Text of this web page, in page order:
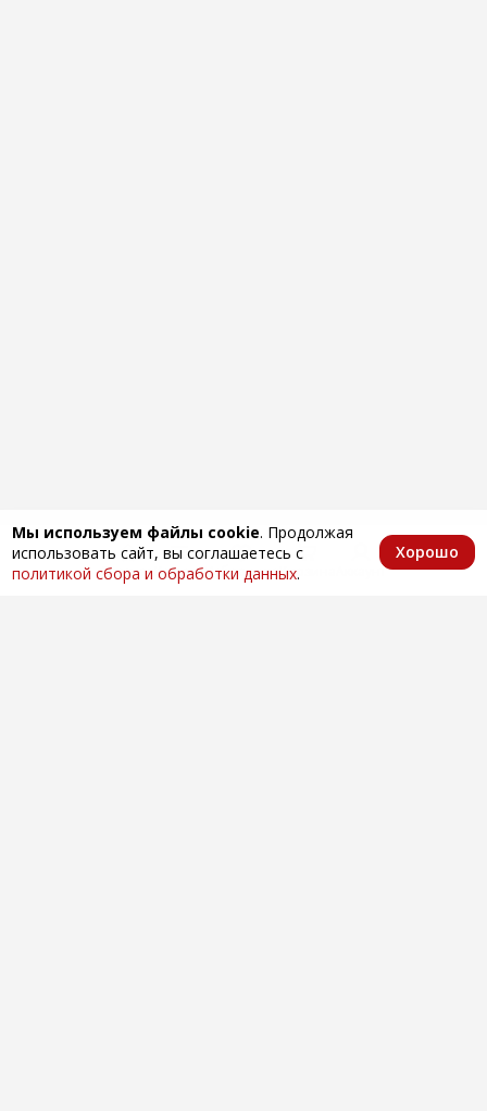
Мы используем файлы cookie. Продолжая
использовать сайт, вы соглашаетесь с
политикой сбора и обработки данных.
Хорошо
Главная КаталогИзбранноеКорзина Аккаунт